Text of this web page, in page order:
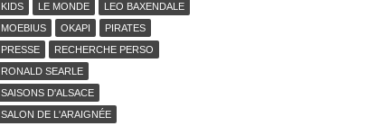
KIDS
LE MONDE
LEO BAXENDALE
MOEBIUS
OKAPI
PIRATES
PRESSE
RECHERCHE PERSO
RONALD SEARLE
SAISONS D'ALSACE
SALON DE L'ARAIGNÉE